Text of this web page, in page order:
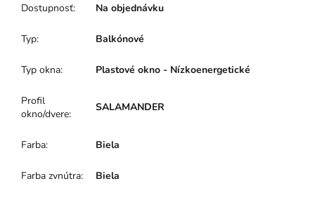
Dostupnosť: Na objednávku
Typ: Balkónové
Typ okna: Plastové okno - Nízkoenergetické
Profil
okno/dvere:
SALAMANDER
Farba: Biela
Farba zvnútra: Biela